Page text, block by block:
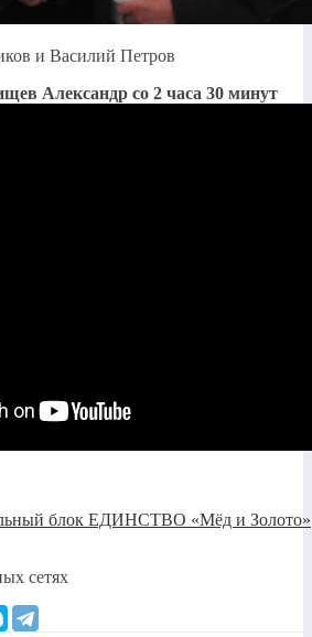
и Василий Петров
Александр со 2 часа 30 минут
блок ЕДИНСТВО «Мёд и Золото»
сетях